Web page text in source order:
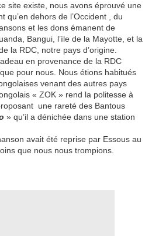
site existe, nous avons éprouvé une
qu’en dehors de l’Occident , du
et les dons émanent de
Bangui, l’ìle de la Mayotte, et la
la RDC, notre pays d’origine.
en provenance de la RDC
pour nous. Nous étions habitués
venant des autres pays
« ZOK » rend la politesse à
une rareté des Bantous
» qu’il a dénichée dans une station
avait été reprise par Essous au
que nous nous trompions.